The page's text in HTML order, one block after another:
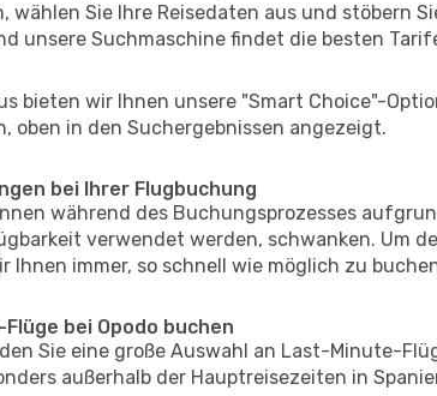
wählen Sie Ihre Reisedaten aus und stöbern
unsere Suchmaschine findet die besten
bieten wir Ihnen unsere "Smart Choice"-
oben in den Suchergebnissen angezeigt.
bei Ihrer Flugbuchung
während des Buchungsprozesses
verwendet werden, schwanken. Um
Ihnen immer, so schnell wie möglich zu
bei Opodo buchen
Sie eine große Auswahl an Last-Minute-
außerhalb der Hauptreisezeiten in